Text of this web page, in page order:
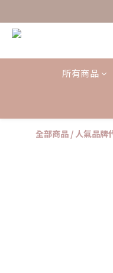
所有商品
全部商品 / 人氣品牌